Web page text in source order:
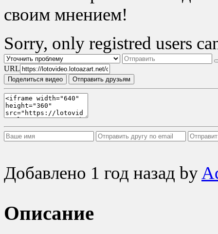
своим мнением!
Sorry, only registred users
URL
Поделиться видео Отправить друзьям
Добавлено 1 год назад by
Описание